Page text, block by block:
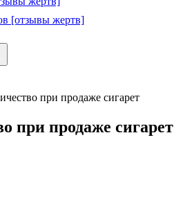
[отзывы жертв]
при продаже сигарет
при продаже сигарет